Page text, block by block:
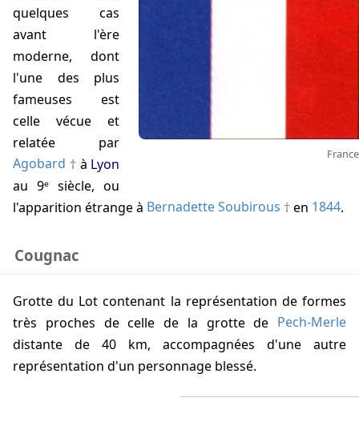
France
quelques cas
avant l'ère
moderne, dont
l'une des plus
fameuses est
celle vécue et
relatée par
Agobard
à Lyon
au 9ᵉ siècle, ou
l'apparition étrange à Bernadette Soubirous en 1844.
Cougnac
Grotte du Lot contenant la représentation de formes
très proches de celle de la grotte de Pech-Merle
distante de 40 km, accompagnées d'une autre
représentation d'un personnage blessé.